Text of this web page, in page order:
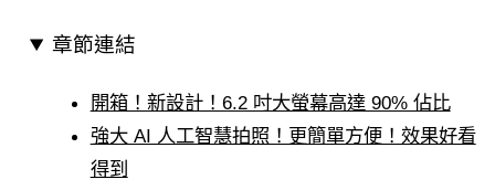
章節連結
開箱！新設計！6.2 吋大螢幕高達 90% 佔比
強大 AI 人工智慧拍照！更簡單方便！效果好看
得到